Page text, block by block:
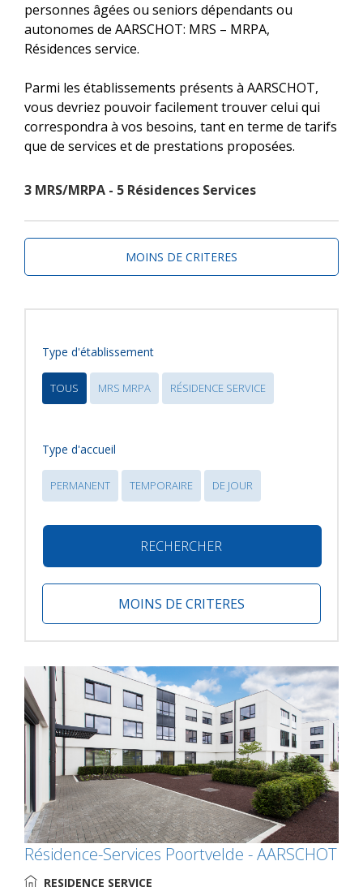
personnes âgées ou seniors dépendants ou
autonomes de AARSCHOT: MRS – MRPA,
Résidences service.
Parmi les établissements présents à AARSCHOT,
vous devriez pouvoir facilement trouver celui qui
correspondra à vos besoins, tant en terme de tarifs
que de services et de prestations proposées.
3 MRS/MRPA - 5 Résidences Services
MOINS DE CRITERES
Type d'établissement
TOUS MRS MRPA RÉSIDENCE SERVICE
Type d'accueil
PERMANENT TEMPORAIRE DE JOUR
RECHERCHER
MOINS DE CRITERES
Résidence-Services Poortvelde - AARSCHOT
RESIDENCE SERVICE